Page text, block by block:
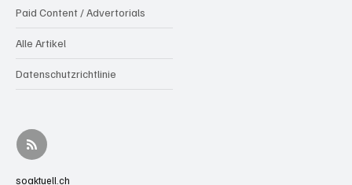
Paid Content / Advertorials
Alle Artikel
Datenschutzrichtlinie
soaktuell.ch